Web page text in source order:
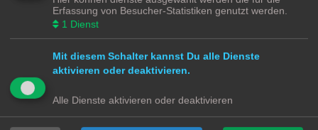
Die Haftung ist gegenüber Verbrauchern außer bei vorsätzlichem oder
grob fahrlässigem Verhalten oder bei Schäden aus der Verletzung von
Leben, Körper und Gesundheit und der Verletzung wesentlicher
Vertragspflichten (Kardinalpflichten) auf die bei Vertragsschluss
typischerweise vorhersehbaren Schäden und im übrigen der Höhe nach
für mittelbare Folgeschäden wie insbesondere entgangenen Gewinn.
Die Haftung ist gegenüber Unternehmern außer bei der Verletzung von
Leben, Körper und Gesundheit oder vorsätzlichem oder grob
Erfassung von Besucher-Statistiken genutzt werden.
1 Dienst
Mit diesem Schalter kannst Du alle Dienste
aktivieren oder deaktivieren.
Alle Dienste aktivieren oder deaktivieren